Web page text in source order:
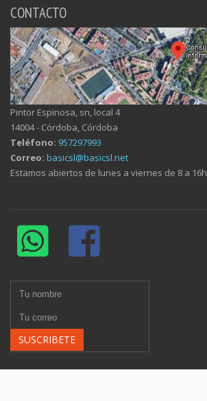
CONTACTO
Pintor Espinosa, sn, local 4
14004 - Córdoba, Córdoba
Teléfono: 957297993
Correo: basicsl@basicsl.net
Estamos abiertos de lunes a viernes de 8 a 16h
SUSCRIBETE